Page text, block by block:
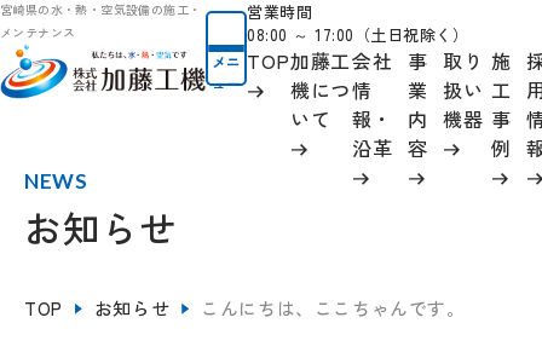
宮崎県の水・熱・空気設備の施工・
メンテナンス
メニ
ュー
営業時間
08:00 ～ 17:00（土日祝除く）
TOP加藤工
機につ
いて
会社
情
報 ・
沿革
事
業
内
容
取り
扱い
機器
施
工
事
例
NEWS
お知らせ
TOP お知らせ こんにちは、ここちゃんです。